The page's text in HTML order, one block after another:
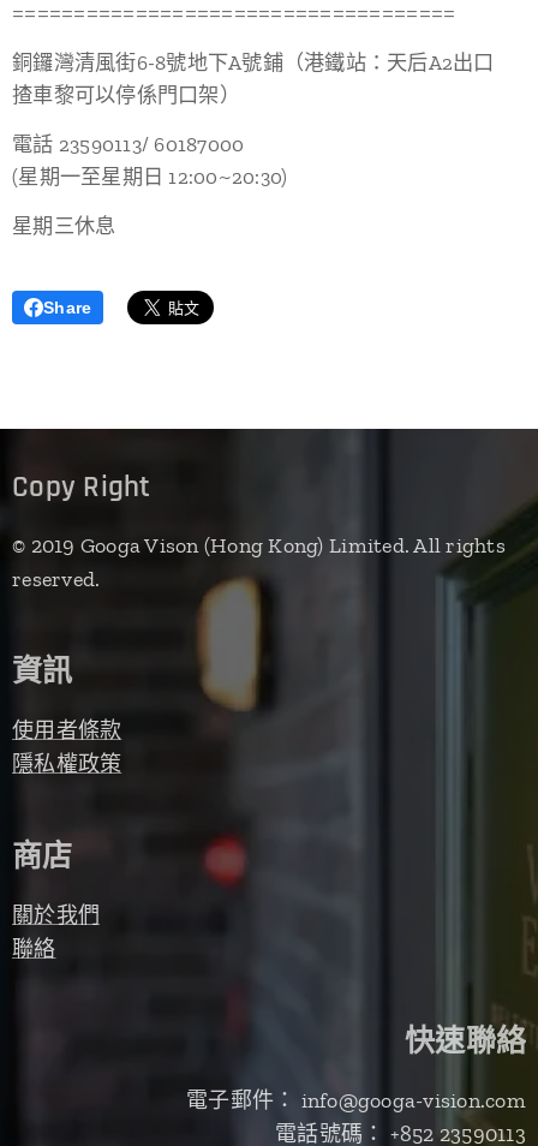
====================================
銅鑼灣清風街6-8號地下A號鋪（港鐵站：天后A2出口 🚗
揸車黎可以停係門口架）
電話 23590113/ 60187000
(星期一至星期日 12:00~20:30)
星期三休息
Share
Copy Right
© 2019 Googa Vison (Hong Kong) Limited. All rights
reserved.
資訊
使用者條款
隱私權政策
商店
關於我們
聯絡
快速聯絡
電子郵件： info@googa-vision.com
電話號碼： +852 23590113